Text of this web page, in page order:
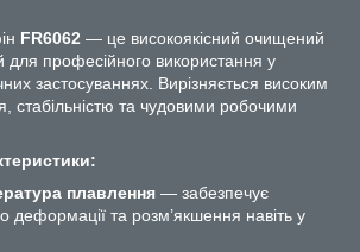
FR6062 — це високоякісний очищений
для професійного використання у
застосуваннях. Вирізняється високим
стабільністю та чудовими робочими
плавлення — забезпечує
до деформації та розм’якшення навіть у